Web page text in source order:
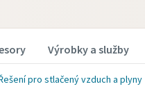
Výrobky a služby
pro stlačený vzduch a plyny